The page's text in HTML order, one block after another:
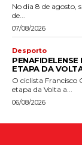
No dia 8 de agosto,
de...
07/08/2026
Desporto
PENAFIDELENSE
ETAPA DA
O ciclista Francisco
etapa da Volta a...
06/08/2026